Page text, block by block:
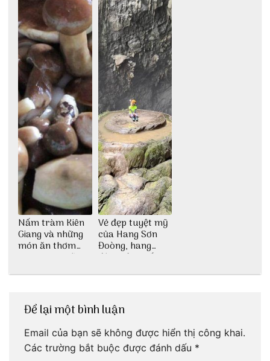
Nấm tràm Kiên
Giang và những
món ăn thơm
ngon khó cưỡng
Vẻ đẹp tuyệt mỹ
của Hang Sơn
Đoòng, hang
động lớn nhất
Để lại một bình luận
Email của bạn sẽ không được hiển thị công khai.
Các trường bắt buộc được đánh dấu *